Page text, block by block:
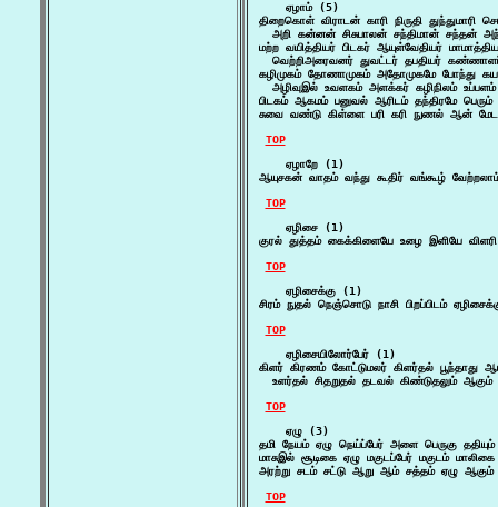
    ஏழாம் (5)
திறைகொள் விராடன் காரி நிருதி
அறி கன்னன் சிசுபாலன் சந்திமான் சந்தன்
மற்ற வயித்தியர் பிடகர் ஆயுள்வேதியர்
வெற்றிஅரைவனர் துவட்டர் தபதியர்
கழிமுகம் தோணாமுகம் அதோமுகமே போந்து
அழிவுஇல் உவளகம் அளக்கர் கழிநிலம்
பிடகம் ஆகமம் பனுவல் ஆரிடம் தந்திரமே
சுவை வண்டு கிள்ளை பரி கரி நுணல் ஆன்
TOP
    ஏழாறே (1)
ஆயுசகன் வாதம் வந்து கூதிர் வங்கூழ்
TOP
    ஏழிசை (1)
குரல் துத்தம் கைக்கிளையே உழை இளியே
TOP
    ஏழிசைக்கு (1)
சிரம் நுதல் நெஞ்சொடு நாசி பிறப்பிடம்
TOP
    ஏழிசையிலோர்பேர் (1)
கிளர் கிரணம் கோட்டுமலர் கிளர்தல் பூந்தாது
உளர்தல் சிதறுதல் தடவல் கிண்டுதலும்
TOP
    ஏழு (3)
தமி நேயம் ஏழு நெய்ப்பேர் அளை பெருகு
மாசுஇல் சூடிகை ஏழு மகுடப்பேர் மகுடம்
அரற்று சடம் சட்டு ஆறு ஆம் சத்தம் ஏழு
TOP